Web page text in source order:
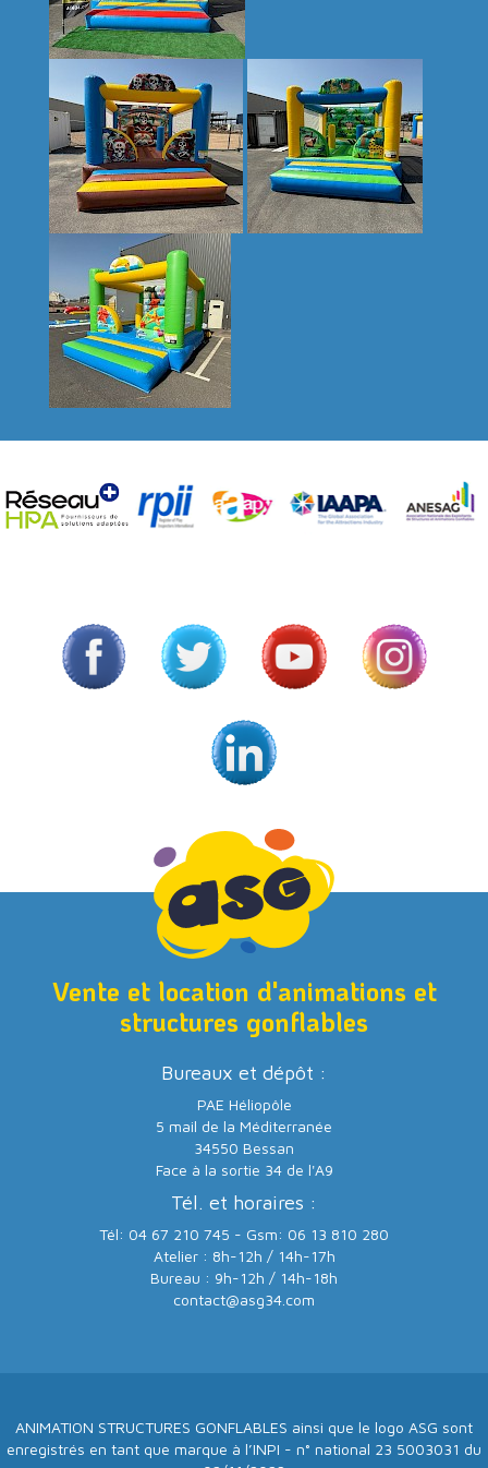
Vente et location d'animations et
structures gonflables
Bureaux et dépôt :
PAE Héliopôle
5 mail de la Méditerranée
34550 Bessan
Face à la sortie 34 de l'A9
Tél. et horaires :
Tél: 04 67 210 745 - Gsm: 06 13 810 280
Atelier : 8h-12h / 14h-17h
Bureau : 9h-12h / 14h-18h
contact@asg34.com
ANIMATION STRUCTURES GONFLABLES ainsi que le logo ASG sont
enregistrés en tant que marque à l’INPI - n° national 23 5003031 du